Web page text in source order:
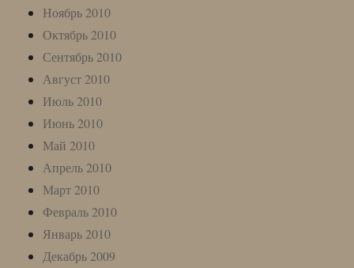
Ноябрь 2010
Октябрь 2010
Сентябрь 2010
Август 2010
Июль 2010
Июнь 2010
Май 2010
Апрель 2010
Март 2010
Февраль 2010
Январь 2010
Декабрь 2009